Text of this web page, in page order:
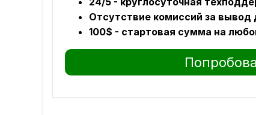
Отсутствие комиссий за вывод
100$ - стартовая сумма на